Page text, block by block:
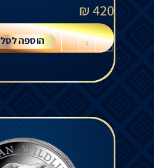
420
₪
-
+ הוספה לסל